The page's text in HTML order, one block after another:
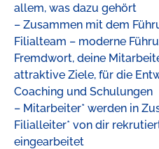
allem, was dazu gehört
– Zusammen mit dem
Filialteam – moderne
Fremdwort, deine
attraktive Ziele, für die
Coaching und Schulungen
– Mitarbeiter* werden in
Filialleiter* von dir
eingearbeitet